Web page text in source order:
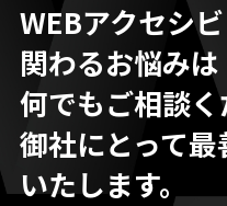
WEBアクセシ
関わるお悩みは
何でもご相談く
御社にとって
いたします。